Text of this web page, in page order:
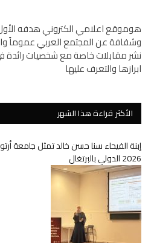
هوموقع اعلامي الكتروني هدفه
وشفافة عن المجتمع العربي عموماً
نشر مقابلات خاصة مع شخصيات رائدة
ابرازها والتعرف عليها
الأكثر قراءة هذا الشهر
2026 الدولي بالبرتغال